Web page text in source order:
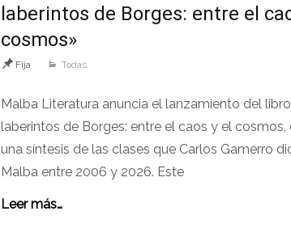
laberintos de Borges: entre el
cosmos»
Fija Todas
Malba Literatura anuncia el lanzamiento del
laberintos de Borges: entre el caos y el cosmos,
una síntesis de las clases que Carlos Gamerro
Malba entre 2006 y 2026. Este
Leer más…